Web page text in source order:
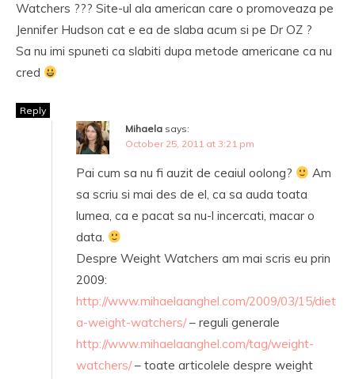
Watchers ??? Site-ul ala american care o promoveaza pe
Jennifer Hudson cat e ea de slaba acum si pe Dr OZ ?
Sa nu imi spuneti ca slabiti dupa metode americane ca nu
cred
Reply
Mihaela says:
October 25, 2011 at 3:21 pm
Pai cum sa nu fi auzit de ceaiul oolong?
Am
sa scriu si mai des de el, ca sa auda toata
lumea, ca e pacat sa nu-l incercati, macar o
data.
Despre Weight Watchers am mai scris eu prin
2009:
http://www.mihaelaanghel.com/2009/03/15/diet
a-weight-watchers/– reguli generale
http://www.mihaelaanghel.com/tag/weight-
watchers/– toate articolele despre weight